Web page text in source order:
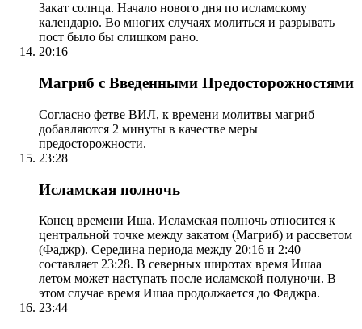
Закат солнца. Начало нового дня по исламскому
календарю. Во многих случаях молиться и разрывать
пост было бы слишком рано.
20:16
Магриб с Введенными Предосторожностями
Согласно фетве ВИЛ, к времени молитвы магриб
добавляются 2 минуты в качестве меры
предосторожности.
23:28
Исламская полночь
Конец времени Иша. Исламская полночь относится к
центральной точке между закатом (Магриб) и рассветом
(Фаджр). Середина периода между 20:16 и 2:40
составляет 23:28. В северных широтах время Ишаа
летом может наступать после исламской полуночи. В
этом случае время Ишаа продолжается до Фаджра.
23:44